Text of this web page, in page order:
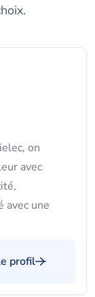
on
avec
avec une
profil